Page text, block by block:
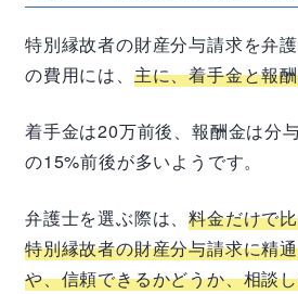
特別縁故者の財産分与請求を弁
の費用には、 主に、着手金と報
着手金は20万前後、報酬金は分
の15%前後が多いようです。
弁護士を選ぶ際は、料金だけで
特別縁故者の財産分与請求に精
や、信頼できるかどうか、相談